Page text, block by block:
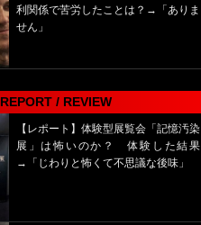
利関係で苦労したことは？→「ありま
せん」
REPORT / REVIEW
【レポート】体験型展覧会「記憶汚染
展」は怖いのか？ 体験した結果
→「じわりと怖くて不思議な後味」